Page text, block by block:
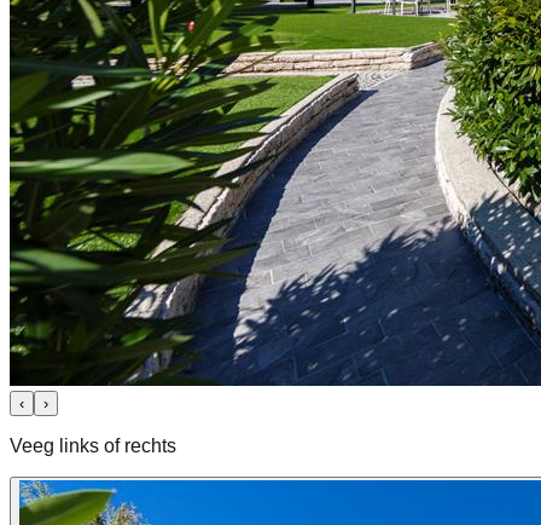
‹ ›
Veeg links of rechts